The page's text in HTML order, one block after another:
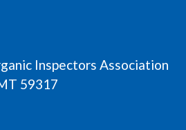
Inspectors Association
59317